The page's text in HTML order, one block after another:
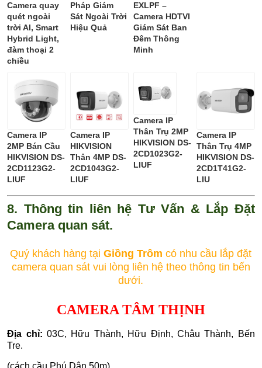
Camera quay
quét ngoài
trời AI, Smart
Hybrid Light,
đàm thoại 2
chiều
Pháp Giám
Sát Ngoài Trời
Hiệu Quả
EXLPF –
Camera HDTVI
Giám Sát Ban
Đêm Thông
Minh
Camera IP
2MP Bán Cầu
HIKVISION DS-
2CD1123G2-
LIUF
Camera IP
HIKVISION
Thân 4MP DS-
2CD1043G2-
LIUF
Camera IP
Thân Trụ 2MP
HIKVISION DS-
2CD1023G2-
LIUF
Camera IP
Thân Trụ 4MP
HIKVISION DS-
2CD1T41G2-
LIU
8. Thông tin liên hệ Tư Vấn & Lắp Đặt
Camera quan sát.
Quý khách hàng tạiGiồng Trôm có nhu cầu lắp đặt
camera quan sát vui lòng liên hệ theo thông tin bến
dưới.
CAMERA TÂM THỊNH
Địa chỉ: 03C, Hữu Thành, Hữu Định, Châu Thành, Bến
Tre.